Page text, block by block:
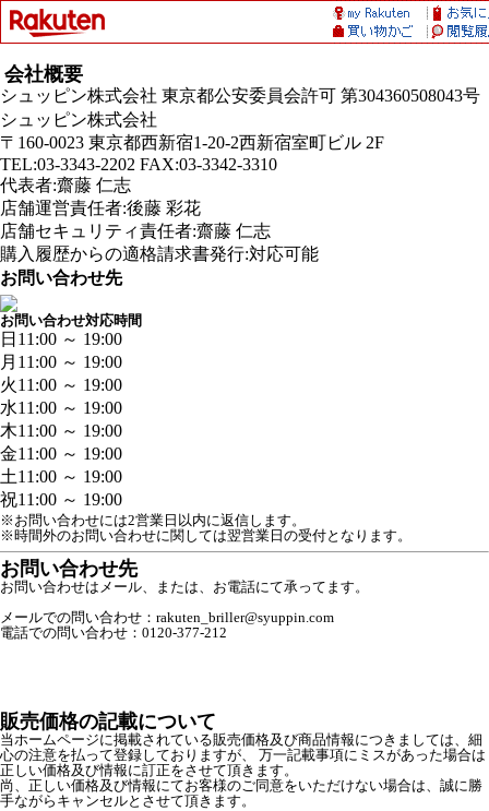
会社概要
シュッピン株式会社 東京都公安委員会許可 第304360508043号
シュッピン株式会社
〒160-0023 東京都西新宿1-20-2西新宿室町ビル 2F
TEL:03-3343-2202 FAX:03-3342-3310
代表者:齋藤 仁志
店舗運営責任者:後藤 彩花
店舗セキュリティ責任者:齋藤 仁志
購入履歴からの適格請求書発行:対応可能
お問い合わせ先
お問い合わせ対応時間
日 11:00 ～ 19:00
月 11:00 ～ 19:00
火11:00 ～ 19:00
水11:00 ～ 19:00
木11:00 ～ 19:00
金11:00 ～ 19:00
土11:00 ～ 19:00
祝11:00 ～ 19:00
※お問い合わせには2営業日以内に返信します。
※時間外のお問い合わせに関しては翌営業日の受付となります。
お問い合わせ先
お問い合わせはメール、または、お電話にて承ってます。
メールでの問い合わせ：rakuten_briller@syuppin.com
電話での問い合わせ：0120-377-212
販売価格の記載について
当ホームページに掲載されている販売価格及び商品情報につきましては、細
心の注意を払って登録しておりますが、 万一記載事項にミスがあった場合は
正しい価格及び情報に訂正をさせて頂きます。
尚、正しい価格及び情報にてお客様のご同意をいただけない場合は、誠に勝
手ながらキャンセルとさせて頂きます。